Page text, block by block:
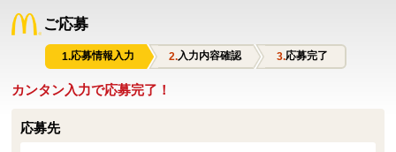
ご応募
応募情報入力 入力内容確認 応募完了
カンタン入力で応募完了！
応募先